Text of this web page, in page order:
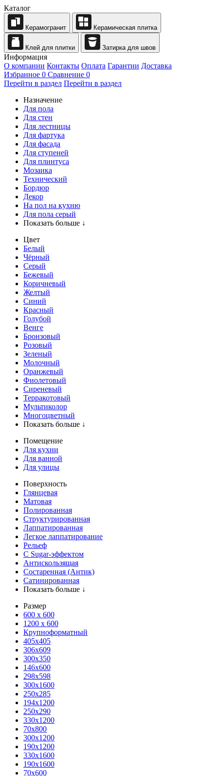
Каталог
Керамогранит Керамическая плитка
Клей для плитки Затирка для швов
Информация
О компании Контакты Оплата Гарантии Доставка
Избранное 0 Сравнение 0
Перейти в раздел Перейти в раздел
Назначение
Для пола
Для стен
Для лестницы
Для фартука
Для фасада
Для ступеней
Для плинтуса
Мозаика
Технический
Бордюр
Декор
На пол на кухню
Для пола серый
Показать больше ↓
Цвет
Белый
Чёрный
Серый
Бежевый
Коричневый
Желтый
Синий
Красный
Голубой
Венге
Бронзовый
Розовый
Зеленый
Молочный
Оранжевый
Фиолетовый
Сиреневый
Терракотовый
Мультиколор
Многоцветный
Показать больше ↓
Помещение
Для кухни
Для ванной
Для улицы
Поверхность
Глянцевая
Матовая
Полированная
Структурированная
Лаппатированная
Легкое лаппатирование
Рельеф
С Sugar-эффектом
Антискользящая
Состаренная (Антик)
Сатинированная
Показать больше ↓
Размер
600 х 600
1200 х 600
Крупноформатный
405x405
306x609
300x350
146x600
298x598
300x1600
250x285
194x1200
250x290
330x1200
70x800
300x1200
190x1200
330x1600
190x1600
70x600